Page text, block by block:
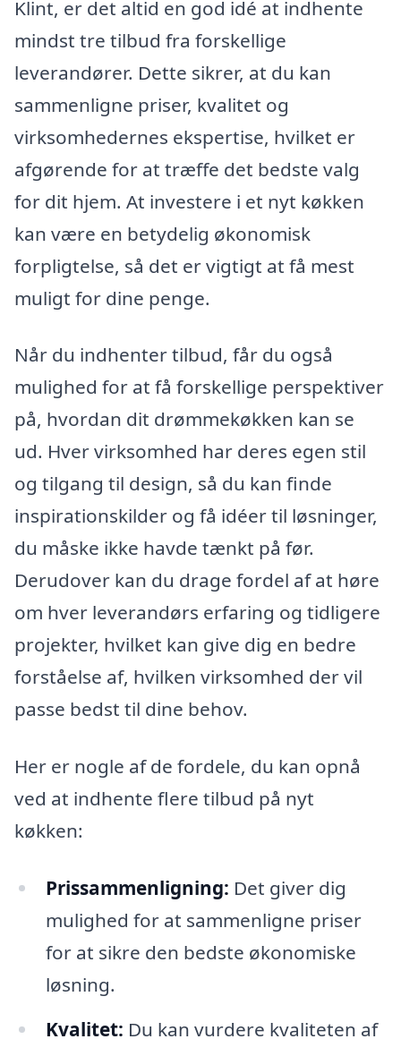
Klint, er det altid en god idé at indhente
mindst tre tilbud fra forskellige
leverandører. Dette sikrer, at du kan
sammenligne priser, kvalitet og
virksomhedernes ekspertise, hvilket er
afgørende for at træffe det bedste valg
for dit hjem. At investere i et nyt køkken
kan være en betydelig økonomisk
forpligtelse, så det er vigtigt at få mest
muligt for dine penge.
Når du indhenter tilbud, får du også
mulighed for at få forskellige perspektiver
på, hvordan dit drømmekøkken kan se
ud. Hver virksomhed har deres egen stil
og tilgang til design, så du kan finde
inspirationskilder og få idéer til løsninger,
du måske ikke havde tænkt på før.
Derudover kan du drage fordel af at høre
om hver leverandørs erfaring og tidligere
projekter, hvilket kan give dig en bedre
forståelse af, hvilken virksomhed der vil
passe bedst til dine behov.
Her er nogle af de fordele, du kan opnå
ved at indhente flere tilbud på nyt
køkken:
Prissammenligning: Det giver dig
mulighed for at sammenligne priser
for at sikre den bedste økonomiske
løsning.
Kvalitet: Du kan vurdere kvaliteten af